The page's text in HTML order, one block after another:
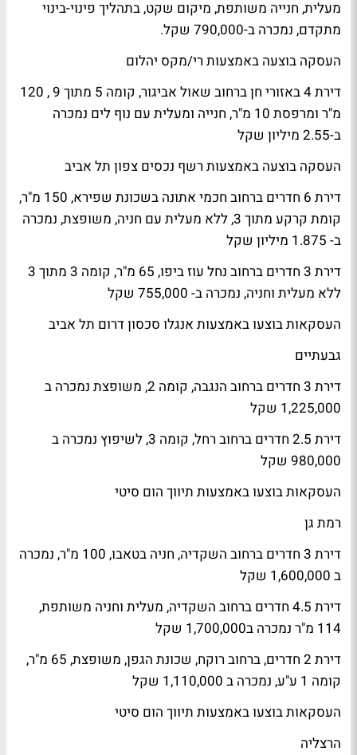
מעלית, חנייה משותפת, מיקום שקט, בתהליך פינוי-בינוי
מתקדם, נמכרה ב-790,000 שקל.
העסקה בוצעה באמצעות רי/מקס יהלום
דירת 4 באזורי חן ברחוב שאול אביגור, קומה 5 מתוך 9 , 120
מ"ר ומרפסת 10 מ"ר, חנייה ומעלית עם נוף לים נמכרה
ב-2.55 מיליון שקל
העסקה בוצעה באמצעות רשף נכסים צפון תל אביב
דירת 6 חדרים ברחוב חכמי אתונה בשכונת שפירא, 150 מ"ר,
קומת קרקע מתוך 3, ללא מעלית עם חניה, משופצת, נמכרה
ב- 1.875 מיליון שקל
דירת 3 חדרים ברחוב נחל עוז ביפו, 65 מ"ר, קומה 3 מתוך 3
ללא מעלית וחניה, נמכרה ב- 755,000 שקל
העסקאות בוצעו באמצעות אנגלו סכסון דרום תל אביב
גבעתיים
דירת 3 חדרים ברחוב הנגבה, קומה 2, משופצת נמכרה ב
1,225,000 שקל
דירת 2.5 חדרים ברחוב רחל, קומה 3, לשיפוץ נמכרה ב
980,000 שקל
העסקאות בוצעו באמצעות תיווך הום סיטי
רמת גן
דירת 3 חדרים ברחוב השקדיה, חניה בטאבו, 100 מ"ר, נמכרה
ב 1,600,000 שקל
דירת 4.5 חדרים ברחוב השקדיה, מעלית וחניה משותפת,
114 מ"ר נמכרה ב1,700,000 שקל
דירת 2 חדרים, ברחוב רוקח, שכונת הגפן, משופצת, 65 מ"ר,
קומה 1 ע"ע, נמכרה ב 1,110,000 שקל
העסקאות בוצעו באמצעות תיווך הום סיטי
הרצליה